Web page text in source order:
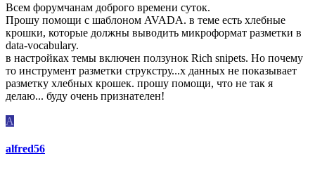
Всем форумчанам доброго времени суток.
Прошу помощи с шаблоном AVADA. в теме есть хлебные
крошки, которые должны выводить микроформат разметки в
data-vocabulary.
в настройках темы включен ползунок Rich snipets. Но почему
то инструмент разметки струкстру...х данных не показывает
разметку хлебных крошек. прошу помощи, что не так я
делаю... буду очень признателен!
A
alfred56